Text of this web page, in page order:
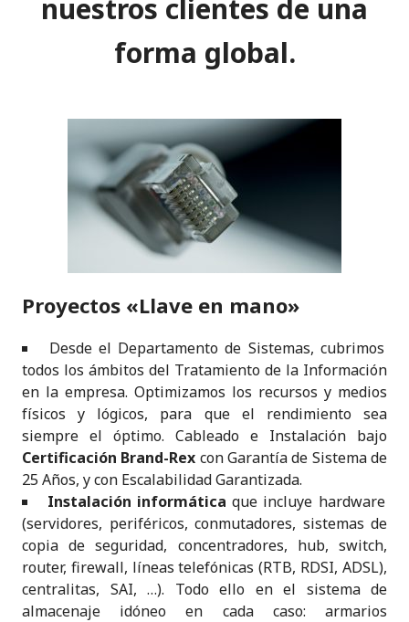
n o p
p
nuestros clientes de una
forma global.
Proyectos «Llave en mano»
Desde el Departamento de Sistemas, cubrimos
todos los ámbitos del Tratamiento de la Información
en la empresa. Optimizamos los recursos y medios
físicos y lógicos, para que el rendimiento sea
siempre el óptimo. Cableado e Instalación bajo
Certificación Brand-Rex con Garantía de Sistema de
25 Años, y con Escalabilidad Garantizada.
Instalación informática que incluye hardware
(servidores, periféricos, conmutadores, sistemas de
copia de seguridad, concentradores, hub, switch,
router, firewall, líneas telefónicas (RTB, RDSI, ADSL),
centralitas, SAI, …). Todo ello en el sistema de
almacenaje idóneo en cada caso: armarios